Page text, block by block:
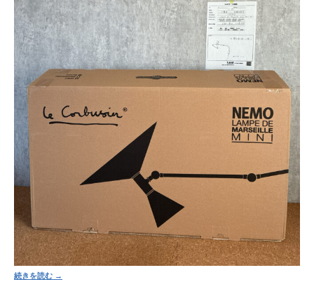
続きを読む →